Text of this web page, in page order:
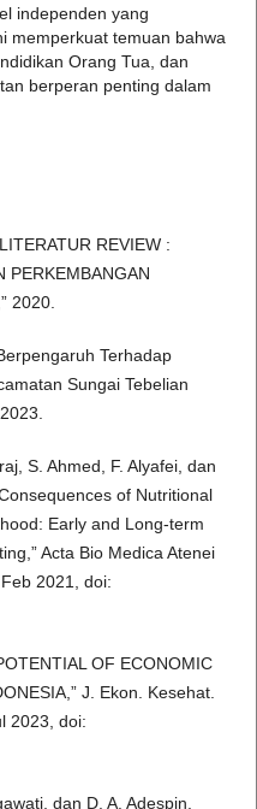
independen yang
memperkuat temuan bahwa
Orang Tua, dan
berperan penting dalam
REVIEW :
PERKEMBANGAN
2020.
Terhadap
Sungai Tebelian
S. Ahmed, F. Alyafei, dan
of Nutritional
Early and Long-term
Acta Bio Medica Atenei
2021, doi:
OF ECONOMIC
J. Ekon. Kesehat.
2023, doi:
dan D. A. Adespin,